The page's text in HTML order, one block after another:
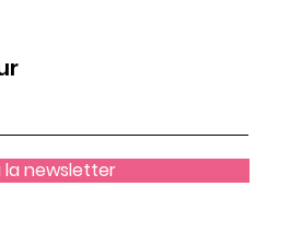
la newsletter